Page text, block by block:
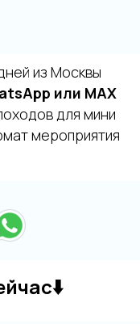
из Москвы
или MAX
для мини
мероприятия
⬇️